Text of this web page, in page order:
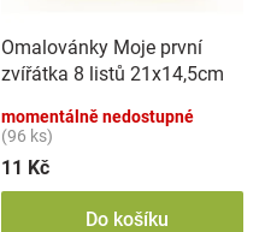
Omalovánky Moje první
zvířátka 8 listů 21x14,5cm
momentálně nedostupné
(96 ks)
11 Kč
Do košíku